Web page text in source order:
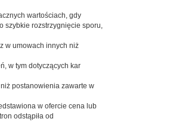
wartościach, gdy
szybkie rozstrzygnięcie sporu,
w umowach innych niż
w tym dotyczących kar
postanowienia zawarte w
w ofercie cena lub
odstąpiła od